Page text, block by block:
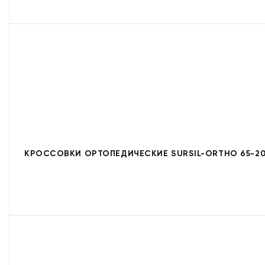
КРОССОВКИ ОРТОПЕДИЧЕСКИЕ SURSIL-ORTHO 65-